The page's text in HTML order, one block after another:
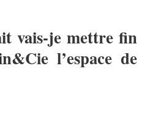
vais-je mettre fin
l’espace de